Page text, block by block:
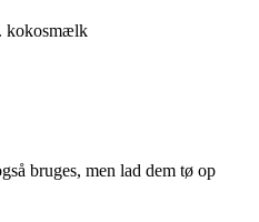
kokosmælk
bruges, men lad dem tø op